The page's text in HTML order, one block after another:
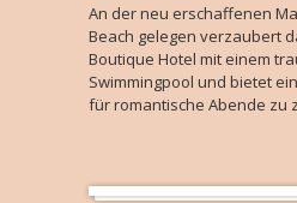
An der neu erschaffenen
Beach gelegen verzaubert
Boutique Hotel mit einem
Swimmingpool und bietet
für romantische Abende zu